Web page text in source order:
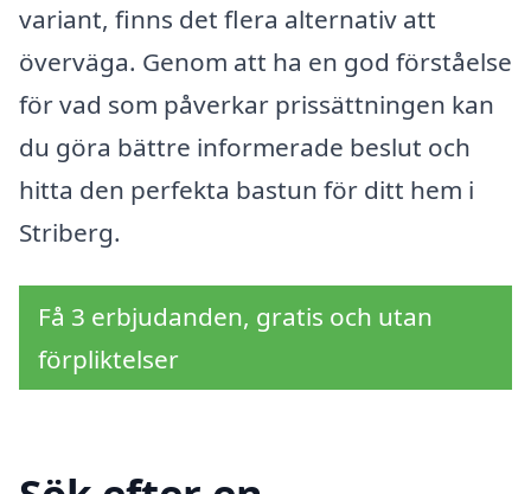
variant, finns det flera alternativ att
överväga. Genom att ha en god förståelse
för vad som påverkar prissättningen kan
du göra bättre informerade beslut och
hitta den perfekta bastun för ditt hem i
Striberg.
Få 3 erbjudanden, gratis och utan
förpliktelser